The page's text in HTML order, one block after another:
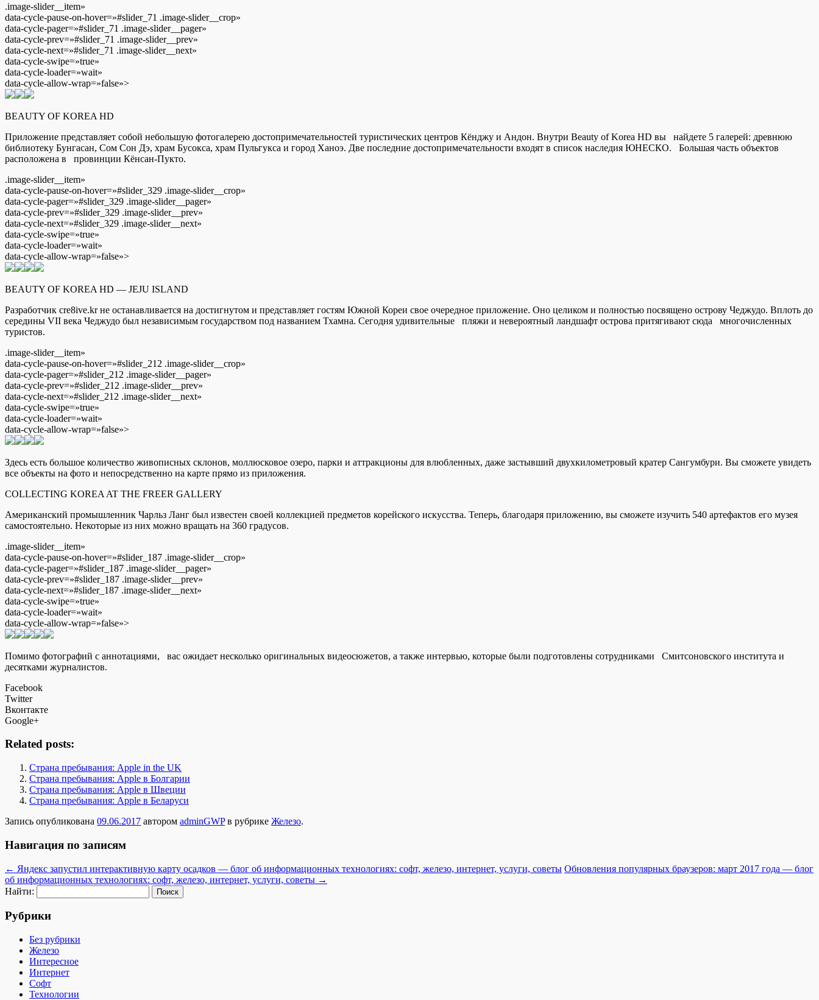
.image-slider__item»
data-cycle-pause-on-hover=»#slider_71 .image-slider__crop»
data-cycle-pager=»#slider_71 .image-slider__pager»
data-cycle-prev=»#slider_71 .image-slider__prev»
data-cycle-next=»#slider_71 .image-slider__next»
data-cycle-swipe=»true»
data-cycle-loader=»wait»
data-cycle-allow-wrap=»false»>
BEAUTY OF KOREA HD
Приложение представляет собой небольшую фотогалерею достопримечательностей туристических центров Кёнджу и Андон. Внутри Beauty of Korea HD вы найдете 5 галерей: древнюю
библиотеку Бунгасан, Сом Сон Дэ, храм Бусокса, храм Пульгукса и город Ханоэ. Две последние достопримечательности входят в список наследия ЮНЕСКО. Большая часть объектов
расположена в провинции Кёнсан-Пукто.
.image-slider__item»
data-cycle-pause-on-hover=»#slider_329 .image-slider__crop»
data-cycle-pager=»#slider_329 .image-slider__pager»
data-cycle-prev=»#slider_329 .image-slider__prev»
data-cycle-next=»#slider_329 .image-slider__next»
data-cycle-swipe=»true»
data-cycle-loader=»wait»
data-cycle-allow-wrap=»false»>
BEAUTY OF KOREA HD — JEJU ISLAND
Разработчик cre8ive.kr не останавливается на достигнутом и представляет гостям Южной Кореи свое очередное приложение. Оно целиком и полностью посвящено острову Чеджудо. Вплоть до
середины VII века Чеджудо был независимым государством под названием Тхамна. Сегодня удивительные пляжи и невероятный ландшафт острова притягивают сюда многочисленных
туристов.
.image-slider__item»
data-cycle-pause-on-hover=»#slider_212 .image-slider__crop»
data-cycle-pager=»#slider_212 .image-slider__pager»
data-cycle-prev=»#slider_212 .image-slider__prev»
data-cycle-next=»#slider_212 .image-slider__next»
data-cycle-swipe=»true»
data-cycle-loader=»wait»
data-cycle-allow-wrap=»false»>
Здесь есть большое количество живописных склонов, моллюсковое озеро, парки и аттракционы для влюбленных, даже застывший двухкилометровый кратер Сангумбури. Вы сможете увидеть
все объекты на фото и непосредственно на карте прямо из приложения.
COLLECTING KOREA AT THE FREER GALLERY
Американский промышленник Чарльз Ланг был известен своей коллекцией предметов корейского искусства. Теперь, благодаря приложению, вы сможете изучить 540 артефактов его музея
самостоятельно. Некоторые из них можно вращать на 360 градусов.
.image-slider__item»
data-cycle-pause-on-hover=»#slider_187 .image-slider__crop»
data-cycle-pager=»#slider_187 .image-slider__pager»
data-cycle-prev=»#slider_187 .image-slider__prev»
data-cycle-next=»#slider_187 .image-slider__next»
data-cycle-swipe=»true»
data-cycle-loader=»wait»
data-cycle-allow-wrap=»false»>
Помимо фотографий с аннотациями, вас ожидает несколько оригинальных видеосюжетов, а также интервью, которые были подготовлены сотрудниками Смитсоновского института и
десятками журналистов.
Facebook
Twitter
Вконтакте
Google+
Related posts:
Страна пребывания: Apple in the UK
Страна пребывания: Apple в Болгарии
Страна пребывания: Apple в Швеции
Страна пребывания: Apple в Беларуси
Запись опубликована 09.06.2017 автором adminGWPв рубрике Железо.
Навигация по записям
← Яндекс запустил интерактивную карту осадков — блог об информационных технологиях: софт, железо, интернет, услуги, советы Обновления популярных браузеров: март 2017 года — блог
об информационных технологиях: софт, железо, интернет, услуги, советы →
Найти:
Рубрики
Без рубрики
Железо
Интересное
Интернет
Софт
Технологии